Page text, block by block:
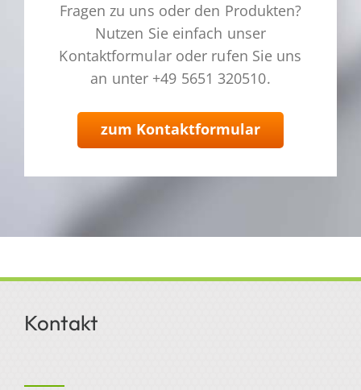
Fragen zu uns oder den Produkten?
Nutzen Sie einfach unser
Kontaktformular oder rufen Sie uns
an unter +49 5651 320510.
zum Kontaktformular
Kontakt